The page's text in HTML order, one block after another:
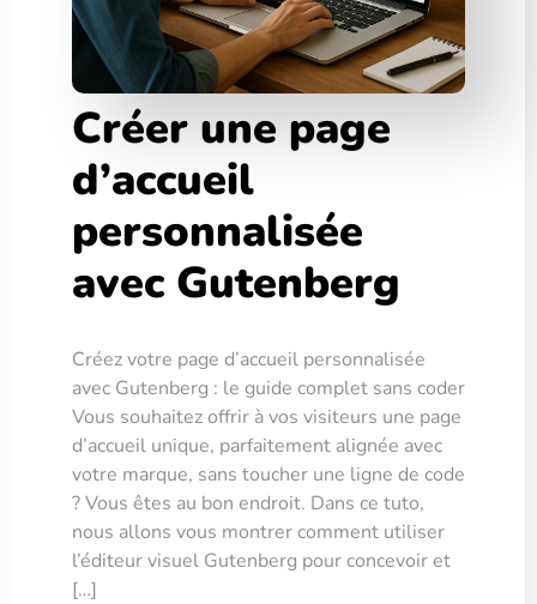
Créer une page
d’accueil
personnalisée
avec Gutenberg
Créez votre page d’accueil personnalisée
avec Gutenberg : le guide complet sans coder
Vous souhaitez offrir à vos visiteurs une page
d’accueil unique, parfaitement alignée avec
votre marque, sans toucher une ligne de code
? Vous êtes au bon endroit. Dans ce tuto,
nous allons vous montrer comment utiliser
l’éditeur visuel Gutenberg pour concevoir et
[…]